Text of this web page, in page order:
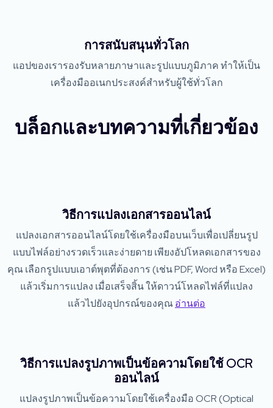
การสนับสนุนทั่วโลก
แอปของเรารองรับหลายภาษาและรูปแบบภูมิภาค ทำให้เป็น
เครื่องมืออเนกประสงค์สำหรับผู้ใช้ทั่วโลก
บล็อกและบทความที่เกี่ยวข้อง
วิธีการแปลงเอกสารออนไลน์
แปลงเอกสารออนไลน์โดยใช้เครื่องมือบนเว็บเพื่อเปลี่ยนรูป
แบบไฟล์อย่างรวดเร็วและง่ายดาย เพียงอัปโหลดเอกสารของ
คุณ เลือกรูปแบบเอาต์พุตที่ต้องการ (เช่น PDF, Word หรือ Excel)
แล้วเริ่มการแปลง เมื่อเสร็จสิ้น ให้ดาวน์โหลดไฟล์ที่แปลง
แล้วไปยังอุปกรณ์ของคุณอ่านต่อ
วิธีการแปลงรูปภาพเป็นข้อความโดยใช้ OCR
ออนไลน์
แปลงรูปภาพเป็นข้อความโดยใช้เครื่องมือ OCR (Optical